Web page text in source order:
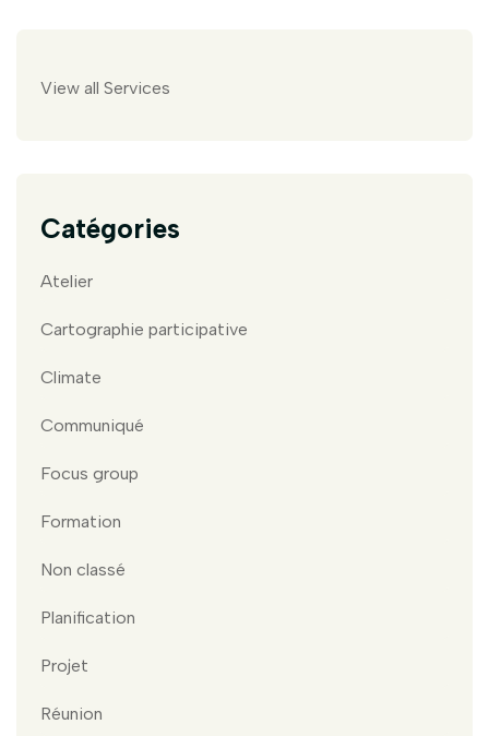
View all Services
Catégories
Atelier
Cartographie participative
Climate
Communiqué
Focus group
Formation
Non classé
Planification
Projet
Réunion